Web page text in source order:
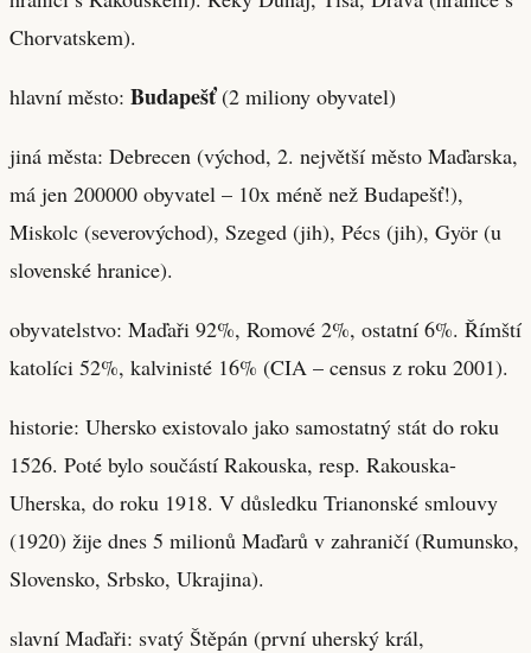
Chorvatskem).
hlavní město: Budapešť(2 miliony obyvatel)
jiná města: Debrecen (východ, 2. největší město Maďarska,
má jen 200000 obyvatel – 10x méně než Budapešť!),
Miskolc (severovýchod), Szeged (jih), Pécs (jih), Györ (u
slovenské hranice).
obyvatelstvo: Maďaři 92%, Romové 2%, ostatní 6%. Římští
katolíci 52%, kalvinisté 16% (CIA – census z roku 2001).
historie: Uhersko existovalo jako samostatný stát do roku
1526. Poté bylo součástí Rakouska, resp. Rakouska-
Uherska, do roku 1918. V důsledku Trianonské smlouvy
(1920) žije dnes 5 milionů Maďarů v zahraničí (Rumunsko,
Slovensko, Srbsko, Ukrajina).
slavní Maďaři: svatý Štěpán (první uherský král,